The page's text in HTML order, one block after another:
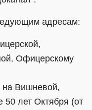
адресам:
Офицерскому
Вишневой,
50 лет Октября (от